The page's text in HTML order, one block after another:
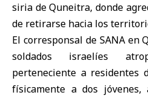
siria de Quneitra, donde
de retirarse hacia los
El corresponsal de SANA en
soldados israelíes
perteneciente a residentes
físicamente a dos jóvenes,